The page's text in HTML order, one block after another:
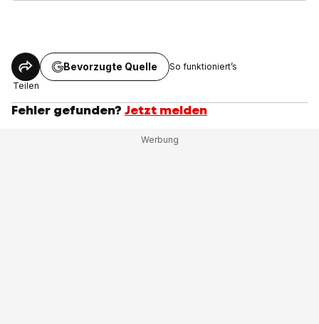
Teilen
Bevorzugte Quelle So funktioniert’s
Fehler gefunden? Jetzt melden